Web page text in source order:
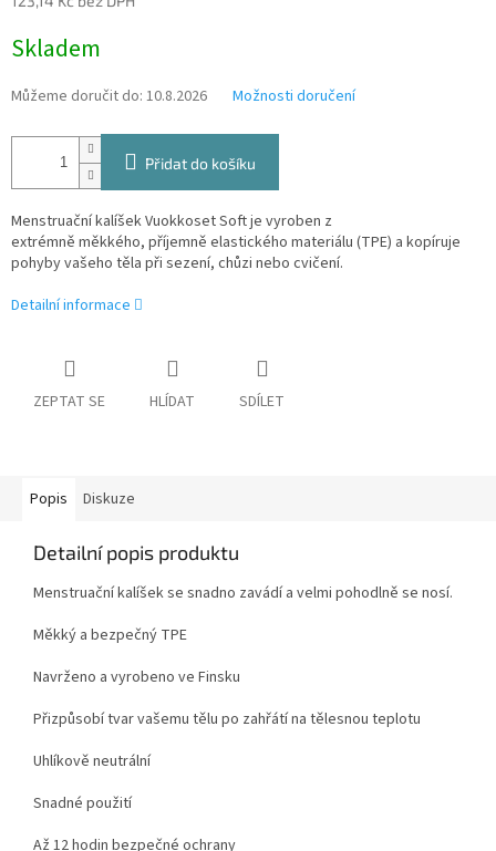
cena:
Skladem
Můžeme doručit do: 10.8.2026 Možnosti doručení
Přidat do košíku
Menstruační kalíšek Vuokkoset Soft je vyroben z
extrémně měkkého, příjemně elastického materiálu (TPE) a kopíruje
pohyby vašeho těla při sezení, chůzi nebo cvičení.
Detailní informace
ZEPTAT SE HLÍDAT SDÍLET
Popis Diskuze
Detailní popis produktu
Menstruační kalíšek se snadno zavádí a velmi pohodlně se nosí.
Měkký a bezpečný TPE
Navrženo a vyrobeno ve Finsku
Přizpůsobí tvar vašemu tělu po zahřátí na tělesnou teplotu
Uhlíkově neutrální
Snadné použití
Až 12 hodin bezpečné ochrany